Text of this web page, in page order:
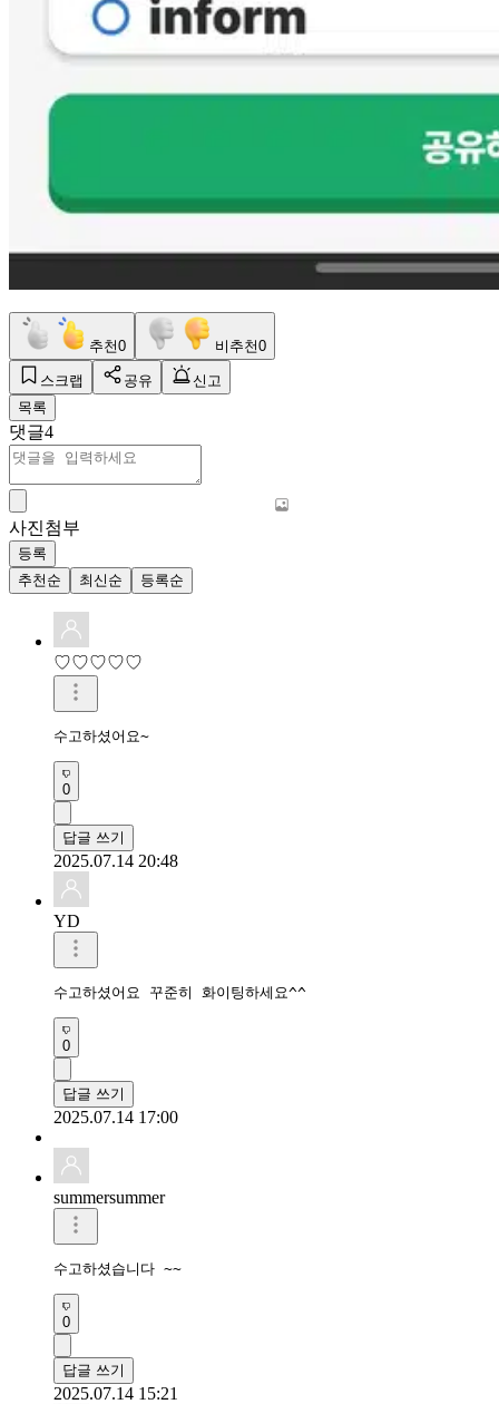
추천0 비추천0
스크랩 공유
신고
목록
댓글4
사진첨부
등록
추천순
최신순 등록순
♡♡♡♡♡
수고하셨어요~
0
답글 쓰기
2025.07.14 20:48
YD
수고하셨어요 꾸준히 화이팅하세요^^
0
답글 쓰기
2025.07.14 17:00
summersummer
수고하셨습니다 ~~
0
답글 쓰기
2025.07.14 15:21